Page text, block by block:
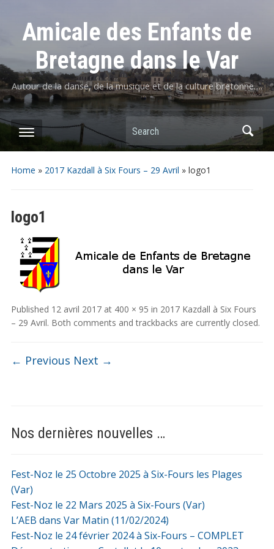
Amicale des Enfants de
Bretagne dans le Var
Autour de la danse, de la musique et de la culture bretonne….
Home » 2017 Kazdall à Six Fours – 29 Avril » logo1
logo1
Published 12 avril 2017at 400 × 95 in 2017 Kazdall à Six Fours
– 29 Avril. Both comments and trackbacks are currently closed.
← Previous Next →
Nos dernières nouvelles …
Fest-Noz le 25 Octobre 2025 à Six-Fours les Plages
(Var)
Fest-Noz le 22 Mars 2025 à Six-Fours (Var)
L’AEB dans Var Matin (11/02/2024)
Fest-Noz le 24 février 2024 à Six-Fours – COMPLET